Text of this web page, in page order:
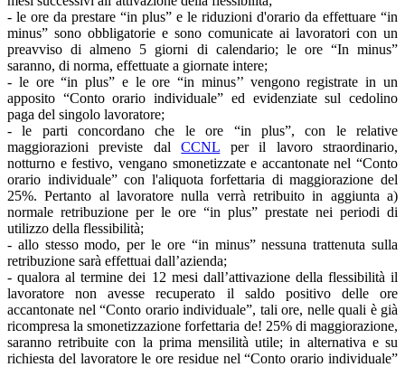
- le ore da prestare “in plus” e le riduzioni d'orario da effettuare “in
minus” sono obbligatorie e sono comunicate ai lavoratori con un
preavviso di almeno 5 giorni di calendario; le ore “In minus”
saranno, di norma, effettuate a giornate intere;
- le ore “in plus” e le ore “in minus’’ vengono registrate in un
apposito “Conto orario individuale” ed evidenziate sul cedolino
paga del singolo lavoratore;
- le parti concordano che le ore “in plus”, con le relative
maggiorazioni previste dalCCNL per il lavoro straordinario,
notturno e festivo, vengano smonetizzate e accantonate nel “Conto
orario individuale” con l'aliquota forfettaria di maggiorazione del
25%. Pertanto al lavoratore nulla verrà retribuito in aggiunta a)
normale retribuzione per le ore “in plus” prestate nei periodi di
utilizzo della flessibilità;
- allo stesso modo, per le ore “in minus” nessuna trattenuta sulla
retribuzione sarà effettuai dall’azienda;
- qualora al termine dei 12 mesi dall’attivazione della flessibilità il
lavoratore non avesse recuperato il saldo positivo delle ore
accantonate nel “Conto orario individuale”, tali ore, nelle quali è già
ricompresa la smonetizzazione forfettaria de! 25% di maggiorazione,
saranno retribuite con la prima mensilità utile; in alternativa e su
richiesta del lavoratore le ore residue nel “Conto orario individuale”